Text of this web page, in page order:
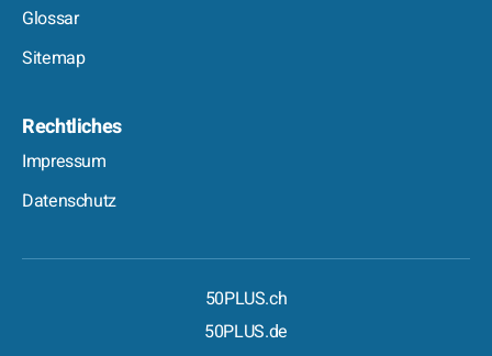
Glossar
Sitemap
Rechtliches
Impressum
Datenschutz
50PLUS.ch
50PLUS.de